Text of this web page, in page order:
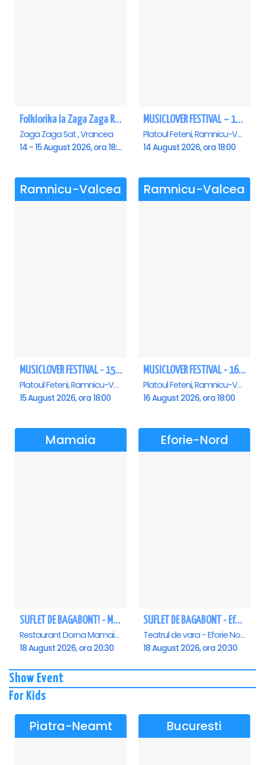
Folklorika la Zaga Zaga Resort
Zaga Zaga Sat , Vrancea
14 - 15 August 2026, ora 18:00
MUSICLOVER FESTIVAL – 14 August – Puya, Johny Romano, Shift, Badd G, DJ Matei & Bogdanov
Platoul Feteni, Ramnicu-Valcea
14 August 2026, ora 18:00
Ramnicu-Valcea
MUSICLOVER FESTIVAL - 15 AUGUST - CONNECT-R, DELIA, RON HEWITT, NICKI M, AURIKA
Platoul Feteni, Ramnicu-Valcea
15 August 2026, ora 18:00
Ramnicu-Valcea
MUSICLOVER FESTIVAL - 16 AUGUST - LEO DE LA ROSIORI SI MARCEL STEFANET & ETHNO REPUBLIC, TUDOR DEEJAY, VARER
Platoul Feteni, Ramnicu-Valcea
16 August 2026, ora 18:00
Mamaia
SUFLET DE BAGABONT! - Mamaia
Restaurant Dorna Mamaia, Mamaia
18 August 2026, ora 20:30
Eforie-Nord
SUFLET DE BAGABONT - Eforie Nord
Teatrul de vara - Eforie Nord, Eforie-Nord
18 August 2026, ora 20:30
Show Event
For Kids
Piatra-Neamt Bucuresti